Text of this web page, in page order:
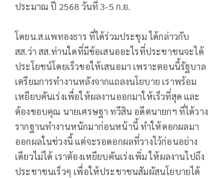
ประมาณ ปี 2568 วันที่ 3-5 ก.ย.
โดยน.ส.แพทองธาร ที่ได้ร่วมประชุม ได้กล่าวกับ
สส.ว่า สส.ท่านใดที่มีข้อเสนออะไรที่ประชาชนจะได้
ประโยชน์โดยเร็วขอให้เสนอมา เพราะตอนนี้รัฐบาล
เตรียมการทำงานหลังจากแถลงนโยบาย เราพร้อม
เหยียบคันเร่งเพื่อให้ผลงานออกมาให้เร็วที่สุด และ
ต้องขอบคุณ นายเศรษฐา ทวีสิน อดีตนายกฯ ที่ได้วาง
รากฐานทำงานหนักมาก่อนหน้านี้ ทำให้ดอกผลมา
ออกผลในช่วงนี้ แต่จะรอดอกผลที่วางไว้ก่อนอย่าง
เดียวไม่ได้ เราต้องเหยียบคันเร่งเพิ่ม ให้ผลงานไปถึง
ประชาชนเร็วๆ เพื่อให้ประชาชนสัมผัสนโยบายได้